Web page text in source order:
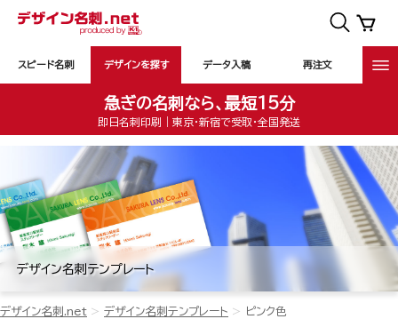
スピード名刺 デザインを探す データ入稿 再注文
急ぎの名刺なら、最短15分
即日名刺印刷｜東京・新宿で受取・全国発送
デザイン名刺テンプレート
デザイン名刺.net デザイン名刺テンプレート ピンク色